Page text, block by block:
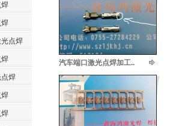
点焊
焊
汽车端口激光点焊加工..